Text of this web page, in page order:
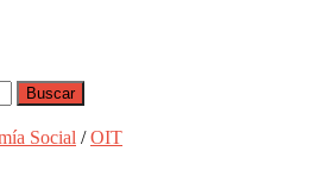
Social /OIT